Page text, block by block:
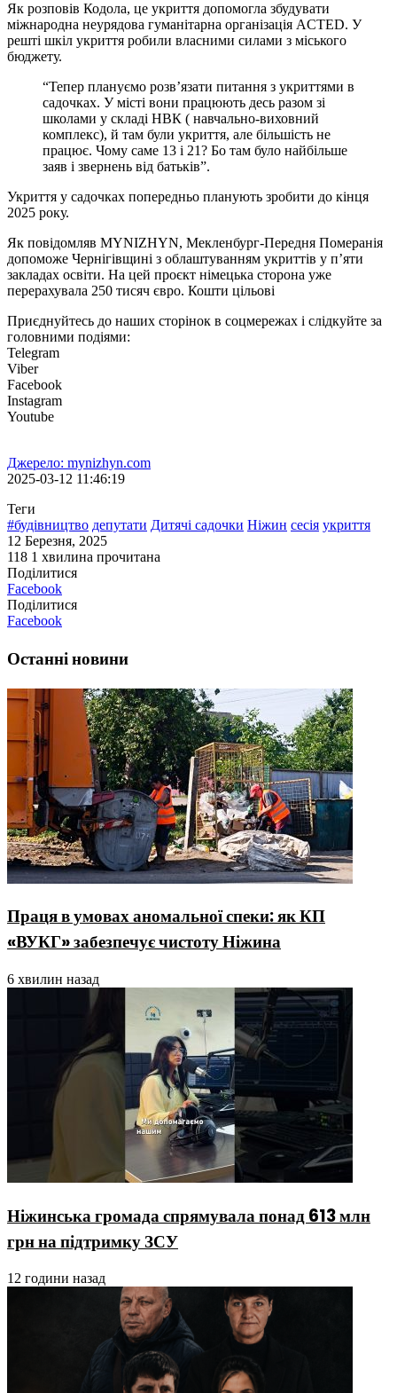
Як розповів Кодола, це укриття допомогла збудувати
міжнародна неурядова гуманітарна організація ACTED. У
решті шкіл укриття робили власними силами з міського
бюджету.
“Тепер плануємо розв’язати питання з укриттями в
садочках. У місті вони працюють десь разом зі
школами у складі НВК ( навчально-виховний
комплекс), й там були укриття, але більшість не
працює. Чому саме 13 і 21? Бо там було найбільше
заяв і звернень від батьків”.
Укриття у садочках попередньо планують зробити до кінця
2025 року.
Як повідомляв MYNIZHYN, Мекленбург-Передня Померанія
допоможе Чернігівщині з облаштуванням укриттів у п’яти
закладах освіти. На цей проєкт німецька сторона уже
перерахувала 250 тисяч євро. Кошти цільові
Приєднуйтесь до наших сторінок в соцмережах і слідкуйте за
головними подіями:
Telegram
Viber
Facebook
Instagram
Youtube
Джерело: mynizhyn.com
2025-03-12 11:46:19
Теги
#будівництво депутати Дитячі садочки Ніжин сесія укриття
12 Березня, 2025
118 1 хвилина прочитана
Поділитися
Facebook
Поділитися
Facebook
Останні новини
Праця в умовах аномальної спеки: як КП
«ВУКГ» забезпечує чистоту Ніжина
6 хвилин назад
Ніжинська громада спрямувала понад 613 млн
грн на підтримку ЗСУ
12 години назад